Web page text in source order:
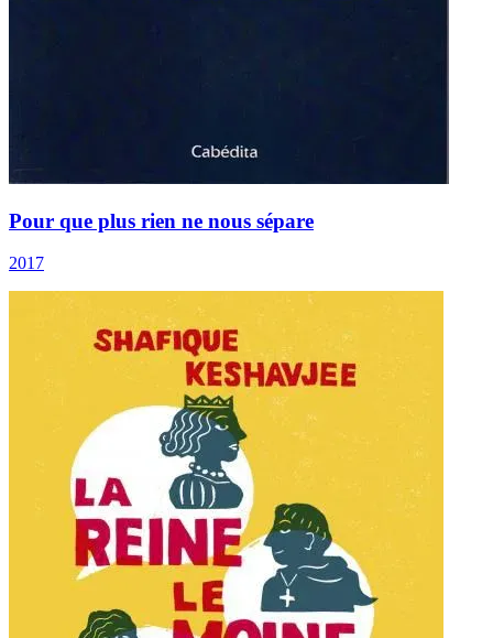
Pour que plus rien ne nous sépare
2017